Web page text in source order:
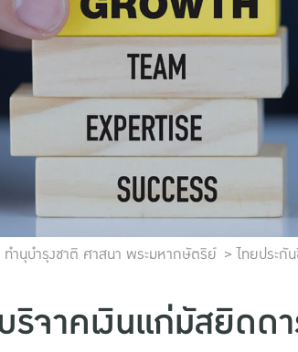
ทำนุบำรุงชาติ ศาสนา พระมหากษัตริย์ ไทยประกั
ริจาคเงินแก่มัสยิดด